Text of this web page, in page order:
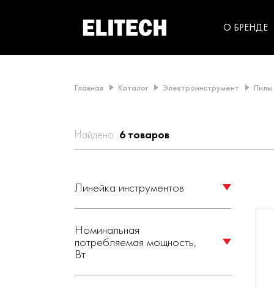
О БРЕНДЕ
Главная Каталог Электроинструмент Пилы
Найдено: 6 товаров
Линейка инструментов
ELITECH (6)
Номинальная
потребляемая мощность,
Вт
1200 (4)
160 (4)